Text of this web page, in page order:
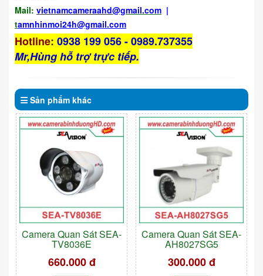
Mail: vietnamcameraahd@gmail.com |
tamnhinmoi24h@gmail.com
Hotline: 0938 199 056 - 0989.737355
Mr,Hùng hỗ trợ trực tiếp.
Sản phẩm khác
Camera Quan Sát SEA-
TV8036E
660.000 đ
Camera Quan Sát SEA-
AH8027SG5
300.000 đ